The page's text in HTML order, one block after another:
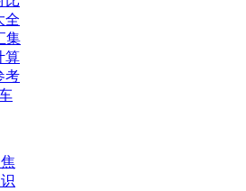
全
集
算
考